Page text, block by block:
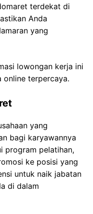
terdekat di
Anda
yang
lowongan kerja ini
online terpercaya.
yang
bagi karyawannya
program pelatihan,
ke posisi yang
untuk naik jabatan
di dalam